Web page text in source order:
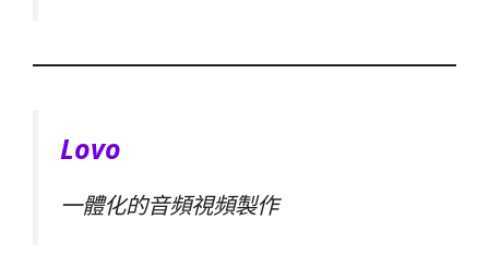
Lovo
一體化的音頻視頻製作